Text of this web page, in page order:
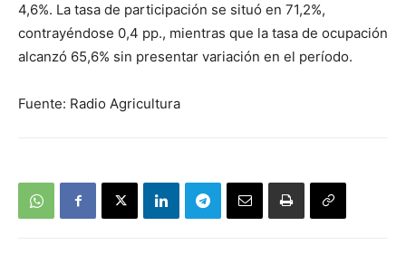
4,6%. La tasa de participación se situó en 71,2%,
contrayéndose 0,4 pp., mientras que la tasa de ocupación
alcanzó 65,6% sin presentar variación en el período.
Fuente: Radio Agricultura